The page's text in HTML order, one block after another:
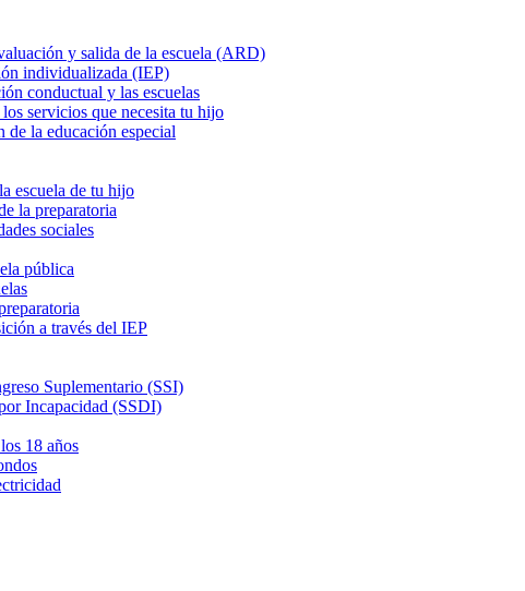
y salida de la escuela (ARD)
individualizada (IEP)
conductual y las escuelas
servicios que necesita tu hijo
la educación especial
escuela de tu hijo
la preparatoria
sociales
pública
a través del IEP
Suplementario (SSI)
Incapacidad (SSDI)
18 años